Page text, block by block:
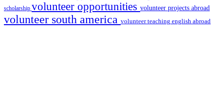
scholarship volunteer opportunities volunteer projects abroad
volunteer south america volunteer teaching english abroad